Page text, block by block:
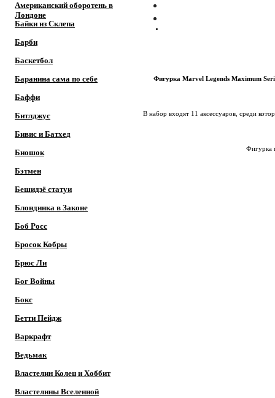
Американский оборотень в
Лондоне
Байки из Склепа
Барби
Баскетбол
Баранина сама по себе
Баффи
Битлджус
Бивис и Батхед
Биошок
Бэтмен
Бешидзё статуи
Блондинка в Законе
Боб Росс
Бросок Кобры
Брюс Ли
Бог Войны
Бокс
Бетти Пейдж
Варкрафт
Ведьмак
Властелин Колец и Хоббит
Властелины Вселенной
Фигурка Marvel Legends Maximum
В набор входят 11 аксессуаров, среди
Фигурка